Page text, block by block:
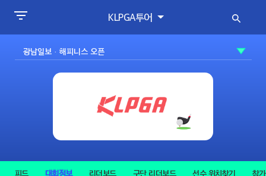
KLPGA투어
피드 대회정보 리더보드 구단 리더보드 선수 위치찾기 참